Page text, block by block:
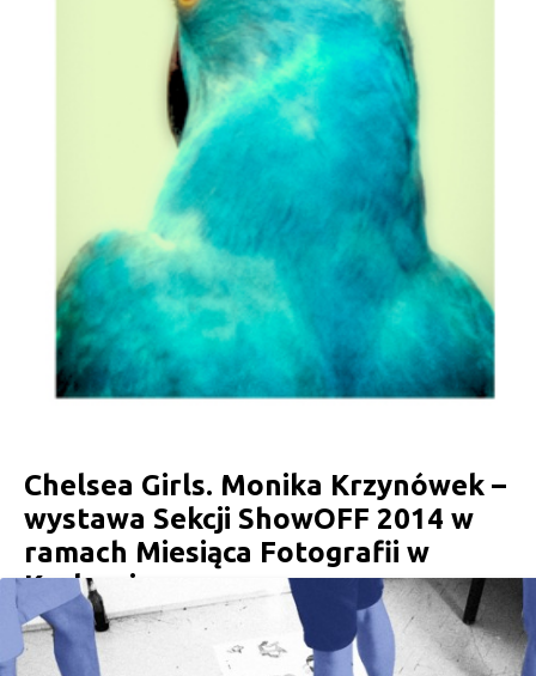
Chelsea Girls. Monika Krzynówek –
wystawa Sekcji ShowOFF 2014 w
ramach Miesiąca Fotografii w
Krakowie
17 maja o 19.30 zapraszamy zapraszamy na wernisaż wystawy
Chelsea Girls. Moniki Krzynówek. Wystawa Sekcji ShowOFF 2014